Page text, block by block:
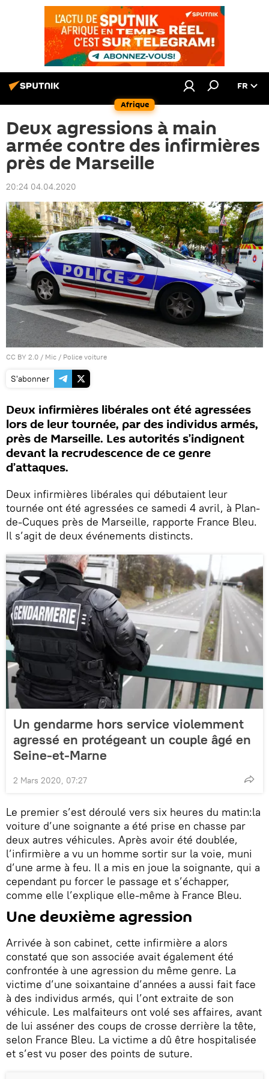
Afrique
FR
Deux agressions à main
armée contre des infirmières
près de Marseille
20:24 04.04.2020
CC BY 2.0 / Mic / Police voiture
S'abonner
Deux infirmières libérales ont été agressées
lors de leur tournée, par des individus armés,
près de Marseille. Les autorités s’indignent
devant la recrudescence de ce genre
d’attaques.
Deux infirmières libérales qui débutaient leur
tournée ont été agressées ce samedi 4 avril, à Plan-
de-Cuques près de Marseille, rapporte France Bleu.
Il s’agit de deux événements distincts.
Un gendarme hors service violemment
agressé en protégeant un couple âgé en
Seine-et-Marne
2 Mars 2020, 07:27
Le premier s’est déroulé vers six heures du matin:la
voiture d’une soignante a été prise en chasse par
deux autres véhicules. Après avoir été doublée,
l’infirmière a vu un homme sortir sur la voie, muni
d’une arme à feu. Il a mis en joue la soignante, qui a
cependant pu forcer le passage et s’échapper,
comme elle l’explique elle-même à France Bleu.
Une deuxième agression
Arrivée à son cabinet, cette infirmière a alors
constaté que son associée avait également été
confrontée à une agression du même genre. La
victime d’une soixantaine d’années a aussi fait face
à des individus armés, qui l’ont extraite de son
véhicule. Les malfaiteurs ont volé ses affaires, avant
de lui asséner des coups de crosse derrière la tête,
selon France Bleu. La victime a dû être hospitalisée
et s’est vu poser des points de suture.